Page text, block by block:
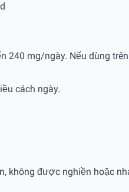
240 mg/ngày. Nếu dùng
cách ngày.
không được nghiền hoặc